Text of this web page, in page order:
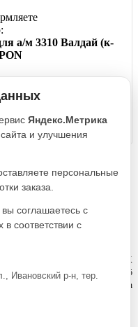
а/м 3310 Валдай (к-
3310 Валдай (к-кт 4шт.)
ACV038K
Передняя ось / Товар / 5225
Nippon
Яндекс.Метрика
и улучшения
персональные
заказа.
соглашаетесь с
соответствии с
Ивановский р-н, тер.